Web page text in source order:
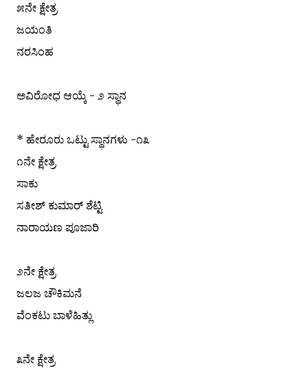
೫ನೇ ಕ್ಷೇತ್ರ
ಜಯಂತಿ
ನರಸಿಂಹ
ಅವಿರೋಧ ಆಯ್ಕೆ - ೨ ಸ್ಥಾನ
* ಹೇರೂರು ಒಟ್ಟು ಸ್ಥಾನಗಳು -೧೩
೧ನೇ ಕ್ಷೇತ್ರ
ಸಾಕು
ಸತೀಶ್ ಕುಮಾರ್ ಶೆಟ್ಟಿ
ನಾರಾಯಣ ಪೂಜಾರಿ
೨ನೇ ಕ್ಷೇತ್ರ
ಜಲಜ ಚೌಕಿಮನೆ
ವೆಂಕಟು ಬಾಳೆಹಿತ್ಲು
೩ನೇ ಕ್ಷೇತ್ರ